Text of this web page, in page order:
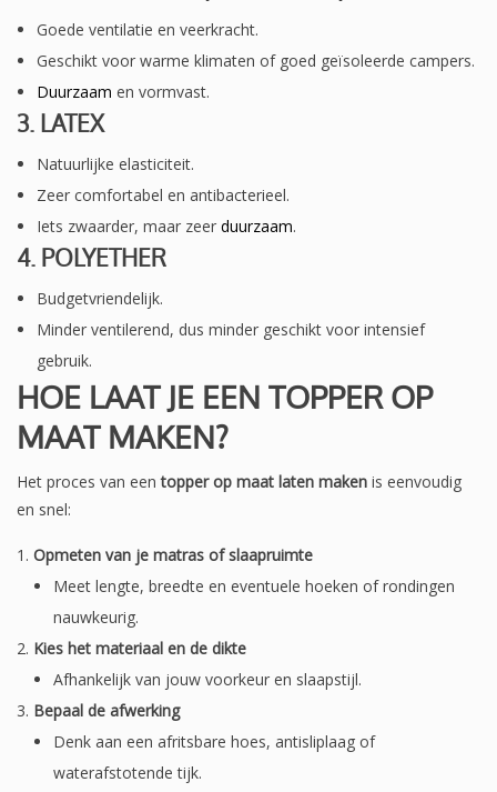
Goede ventilatie en veerkracht.
Geschikt voor warme klimaten of goed geïsoleerde campers.
Duurzaam en vormvast.
3. LATEX
Natuurlijke elasticiteit.
Zeer comfortabel en antibacterieel.
Iets zwaarder, maar zeer duurzaam.
4. POLYETHER
Budgetvriendelijk.
Minder ventilerend, dus minder geschikt voor intensief
gebruik.
HOE LAAT JE EEN TOPPER OP
MAAT MAKEN?
Het proces van eentopper op maat laten maken is eenvoudig
en snel:
Opmeten van je matras of slaapruimte
Meet lengte, breedte en eventuele hoeken of rondingen
nauwkeurig.
Kies het materiaal en de dikte
Afhankelijk van jouw voorkeur en slaapstijl.
Bepaal de afwerking
Denk aan een afritsbare hoes, antisliplaag of
waterafstotende tijk.